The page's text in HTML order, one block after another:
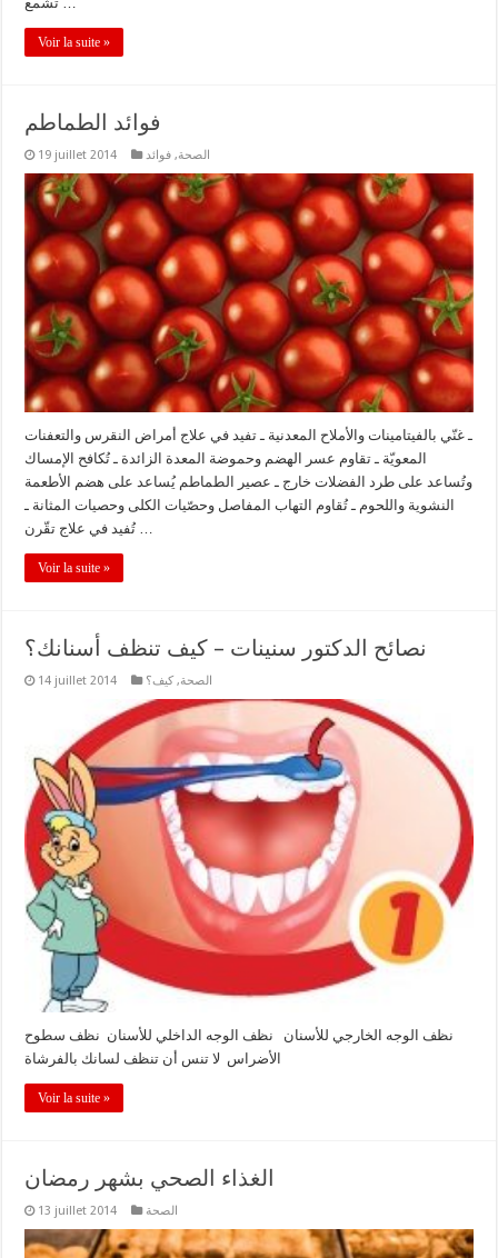
Voir la suite »
فوائد الطماطم
19 juillet 2014 الصحة, فوائد
ـ غنّي بالفيتامينات والأملاح المعدنية ـ تفيد في علاج أمراض النقرس والتعفنات
المعويّة ـ تقاوم عسر الهضم وحموضة المعدة الزائدة ـ تُكافح الإمساك
وتُساعد على طرد الفضلات خارج ـ عصير الطماطم يُساعد على هضم الأطعمة
النشوية واللحوم ـ تُقاوم التهاب المفاصل وحصّيات الكلى وحصيات المثانة ـ
Voir la suite »
نصائح الدكتور سنينات – كيف تنظف أسنانك؟
14 juillet 2014 الصحة, كيف؟
نظف الوجه الخارجي للأسنان نظف الوجه الداخلي للأسنان نظف سطوح
Voir la suite »
الغذاء الصحي بشهر رمضان
13 juillet 2014 الصحة